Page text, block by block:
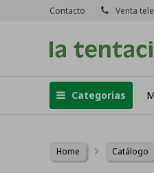
Categorias
Contacto Venta
Home Catálogo